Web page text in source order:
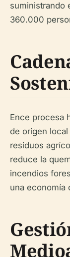
suministrando
360.000
Ence procesa
de origen
residuos
reduce la
incendios
una economía